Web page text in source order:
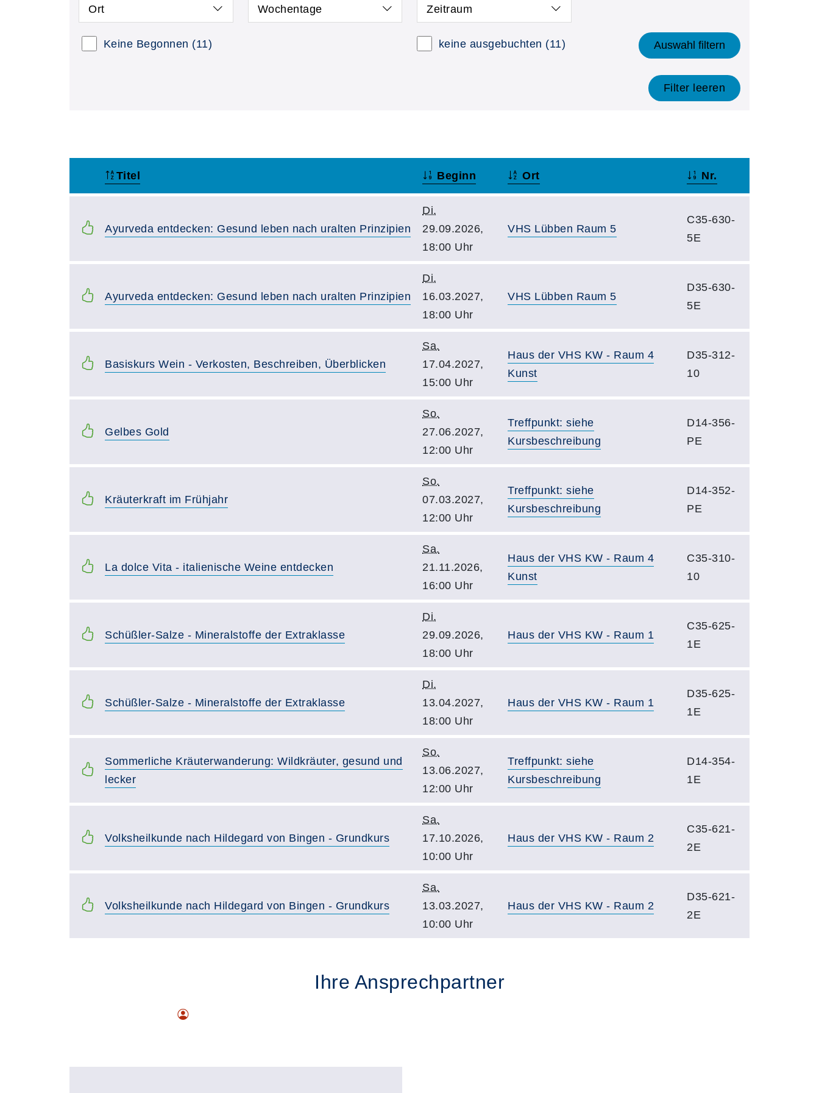
Ort Wochentage Zeitraum
Keine Begonnen (11) keine ausgebuchten (11) Auswahl filtern
Filter leeren
Titel Beginn Ort Nr.
Ayurveda entdecken: Gesund leben nach uralten Prinzipien
Di.
29.09.2026,
18:00 Uhr
VHS Lübben Raum 5
C35-630-
5E
Ayurveda entdecken: Gesund leben nach uralten Prinzipien
Di.
16.03.2027,
18:00 Uhr
VHS Lübben Raum 5
D35-630-
5E
Basiskurs Wein - Verkosten, Beschreiben, Überblicken
Sa.
17.04.2027,
15:00 Uhr
Haus der VHS KW - Raum 4
Kunst
D35-312-
10
Gelbes Gold
So.
27.06.2027,
12:00 Uhr
Treffpunkt: siehe
Kursbeschreibung
D14-356-
PE
Kräuterkraft im Frühjahr
So.
07.03.2027,
12:00 Uhr
Treffpunkt: siehe
Kursbeschreibung
D14-352-
PE
La dolce Vita - italienische Weine entdecken
Sa.
21.11.2026,
16:00 Uhr
Haus der VHS KW - Raum 4
Kunst
C35-310-
10
Schüßler-Salze - Mineralstoffe der Extraklasse
Di.
29.09.2026,
18:00 Uhr
Haus der VHS KW - Raum 1
C35-625-
1E
Schüßler-Salze - Mineralstoffe der Extraklasse
Di.
13.04.2027,
18:00 Uhr
Haus der VHS KW - Raum 1
D35-625-
1E
Sommerliche Kräuterwanderung: Wildkräuter, gesund und
lecker
So.
13.06.2027,
12:00 Uhr
Treffpunkt: siehe
Kursbeschreibung
D14-354-
1E
Volksheilkunde nach Hildegard von Bingen - Grundkurs
Sa.
17.10.2026,
10:00 Uhr
Haus der VHS KW - Raum 2
C35-621-
2E
Volksheilkunde nach Hildegard von Bingen - Grundkurs
Sa.
13.03.2027,
10:00 Uhr
Haus der VHS KW - Raum 2
D35-621-
2E
Ihre Ansprechpartner